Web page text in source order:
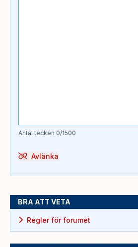
Antal tecken 0/1500
Avlänka
BRA ATT VETA
Regler för forumet